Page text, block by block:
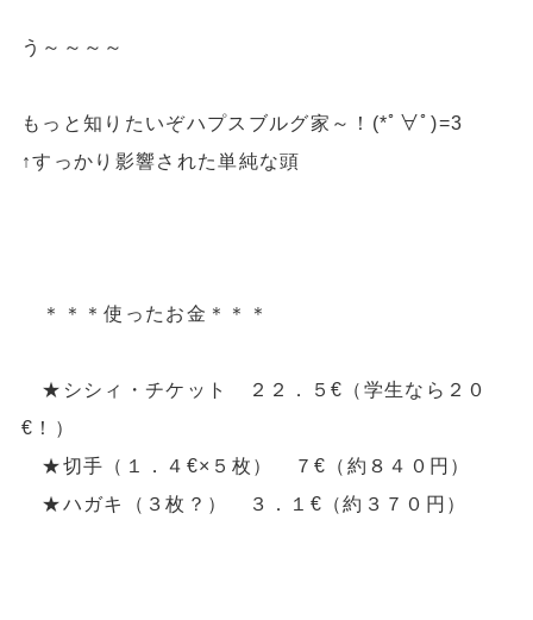
う～～～～
もっと知りたいぞハプスブルグ家～！(*ﾟ∀ﾟ)=3
↑すっかり影響された単純な頭
＊＊＊使ったお金＊＊＊
★シシィ・チケット ２２．５€（学生なら２０
€！）
★切手（１．４€×５枚） ７€（約８４０円）
★ハガキ（３枚？） ３．１€（約３７０円）